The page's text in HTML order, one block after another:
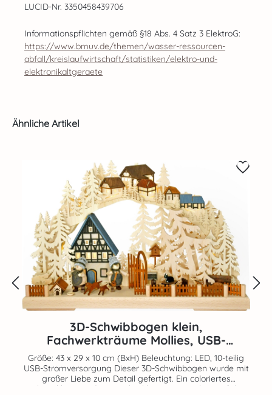
LUCID-Nr. 3350458439706
Informationspflichten gemäß §18 Abs. 4 Satz 3 ElektroG:
https://www.bmuv.de/themen/wasser-ressourcen-
abfall/kreislaufwirtschaft/statistiken/elektro-und-
elektronikaltgeraete
Produktgalerie überspringen
Ähnliche Artikel
3D-Schwibbogen klein,
Fachwerkträume Mollies, USB-
Stromversorgung
Größe: 43 x 29 x 10 cm (BxH) Beleuchtung: LED, 10-teilig
USB-Stromversorgung Dieser 3D-Schwibbogen wurde mit
großer Liebe zum Detail gefertigt. Ein coloriertes
Fachwerkhaus und pittoreske, kleinere Häuschen auf dem